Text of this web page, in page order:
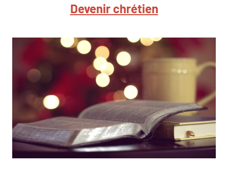
Devenir chrétien